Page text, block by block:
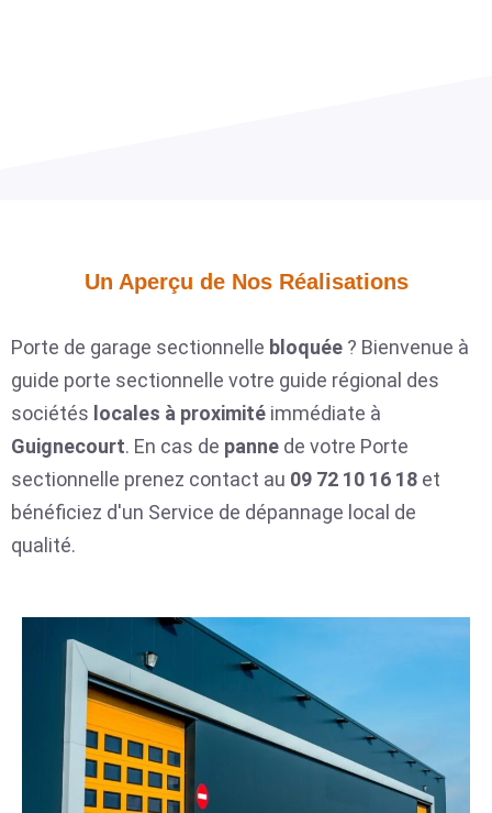
Un Aperçu de Nos Réalisations​
Porte de garage sectionnelle bloquée ? Bienvenue à
guide porte sectionnelle votre guide régional des
sociétés locales à proximité immédiate à
Guignecourt. En cas de panne de votre Porte
sectionnelle prenez contact au 09 72 10 16 18 et
bénéficiez d'un Service de dépannage local de
qualité.